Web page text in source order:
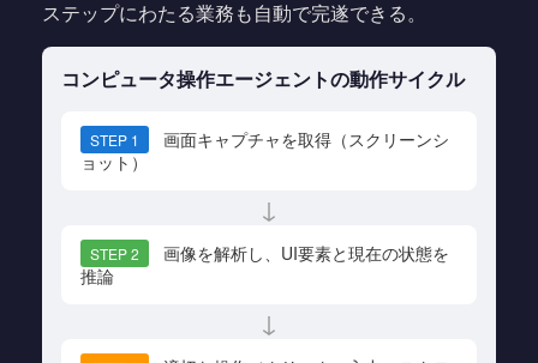
ステップにわたる業務も自動で完遂できる。
コンピュータ操作エージェントの動作サイクル
STEP 1
画面キャプチャを取得（スクリーンシ
ョット）
↓
STEP 2
画像を解析し、UI要素と現在の状態を
推論
↓